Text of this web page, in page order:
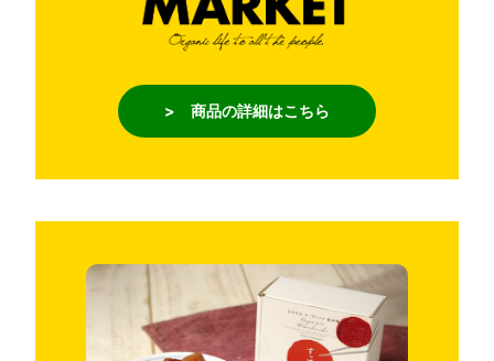
> 商品の詳細はこちら